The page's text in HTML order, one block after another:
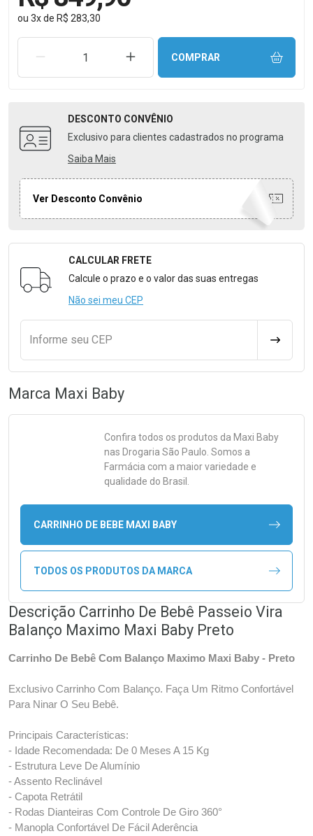
ou 3xde R$ 283,30
REMOVER UMA UNIDADEAUMENTAR UMA UNIDADE
COMPRAR
DESCONTO CONVÊNIO
Exclusivo para clientes cadastrados no programa
Saiba Mais
Ver Desconto Convênio
Formulário para Calcular o Frete
CALCULAR FRETE
Calcule o prazo e o valor das suas entregas
Não sei meu CEP
Informe seu CEP
Marca Maxi Baby
Confira todos os produtos da Maxi Baby
nas Drogaria São Paulo. Somos a
Farmácia com a maior variedade e
qualidade do Brasil.
CARRINHO DE BEBE MAXI BABY
TODOS OS PRODUTOS DA MARCA
Descrição Carrinho De Bebê Passeio Vira
Balanço Maximo Maxi Baby Preto
Carrinho De Bebê Com Balanço Maximo Maxi Baby - Preto
Exclusivo Carrinho Com Balanço. Faça Um Ritmo Confortável
Para Ninar O Seu Bebê.
Principais Características:
- Idade Recomendada: De 0 Meses A 15 Kg
- Estrutura Leve De Alumínio
- Assento Reclinável
- Capota Retrátil
- Rodas Dianteiras Com Controle De Giro 360°
- Manopla Confortável De Fácil Aderência